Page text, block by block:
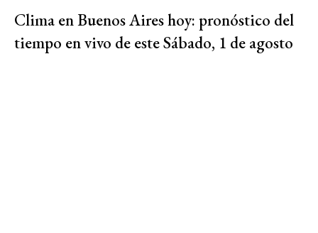
Clima en Buenos Aires hoy: pronóstico del
tiempo en vivo de este Sábado, 1 de agosto